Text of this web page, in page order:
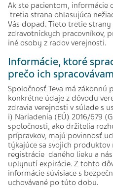
Ak ste pacientom, informácie
tretia strana ohlasujúca
Vás dopad. Tieto tretie
zdravotníckych pracovníkov,
iné osoby z radov verejnosti.
Informácie, ktoré
prečo ich
Spoločnosť Teva má zákonnú
konkrétne údaje z dôvodu
zdravia verejnosti v súlade s
i) Nariadenia (EÚ) 2016/679
spoločnosti, ako držitelia
prípravkov, majú povinnosť
týkajúce sa svojich
registrácie daného lieku a
uplynutí expirácie. Z tohto
informácie súvisiace s
uchovávané po túto dobu.